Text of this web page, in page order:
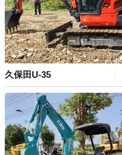
久保田U-35